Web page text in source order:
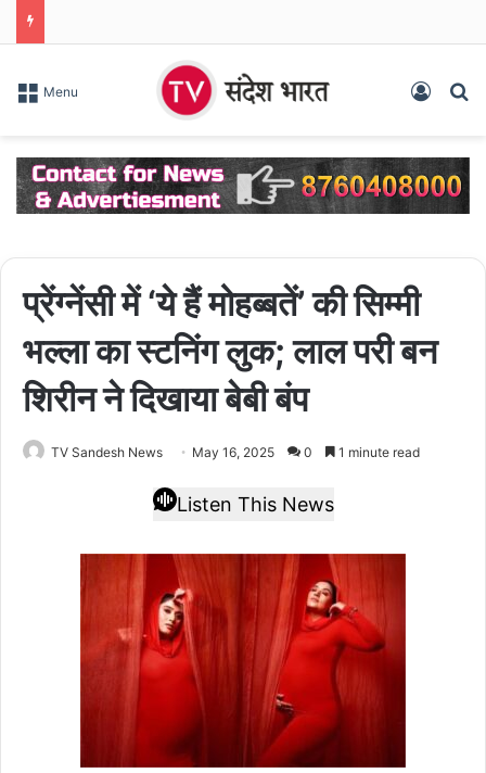
Menu Log In
प्रेंग्नेंसी में ‘ये हैं मोहब्बतें’ की सिम्मी
भल्ला का स्टनिंग लुक; लाल परी बन
शिरीन ने दिखाया बेबी बंप
TV Sandesh News May 16, 2025 0 1 minute read
Listen This News